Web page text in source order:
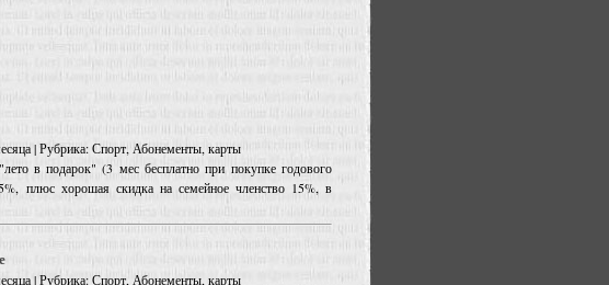
| Рубрика: Спорт, Абонементы, карты
в подарок" (3 мес бесплатно при покупке годового
плюс хорошая скидка на семейное членство 15%, в
| Рубрика: Спорт, Абонементы, карты